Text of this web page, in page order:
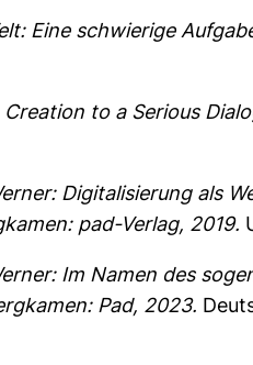
Eine schwierige
to a Serious
Digitalisierung als
pad-Verlag, 2019.
Im Namen des
Pad, 2023.